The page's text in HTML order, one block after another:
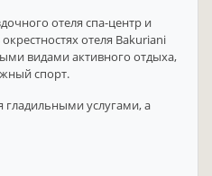
отеля спа-центр и
отеля Bakuriani
видами активного отдыха,
спорт.
гладильными услугами, а